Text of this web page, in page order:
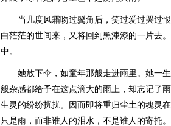
当几度风霜吻过鬓角后，笑过爱过哭过恨
白茫茫的世间来，又将回到黑漆漆的一片去
中。
她放下伞，如童年那般走进雨里。她一生
般杂感都给予在这点滴大的雨上，却忘记了
生灵的纷纷扰扰。因而即将重归尘土的魂灵
只是雨，而非谁人的泪水，不是谁人的寄托